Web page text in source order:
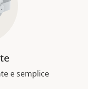
e semplice